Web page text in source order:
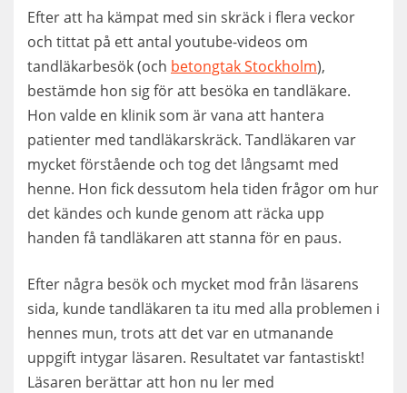
Efter att ha kämpat med sin skräck i flera veckor
och tittat på ett antal youtube-videos om
tandläkarbesök (och betongtak Stockholm),
bestämde hon sig för att besöka en tandläkare.
Hon valde en klinik som är vana att hantera
patienter med tandläkarskräck. Tandläkaren var
mycket förstående och tog det långsamt med
henne. Hon fick dessutom hela tiden frågor om hur
det kändes och kunde genom att räcka upp
handen få tandläkaren att stanna för en paus.
Efter några besök och mycket mod från läsarens
sida, kunde tandläkaren ta itu med alla problemen i
hennes mun, trots att det var en utmanande
uppgift intygar läsaren. Resultatet var fantastiskt!
Läsaren berättar att hon nu ler med